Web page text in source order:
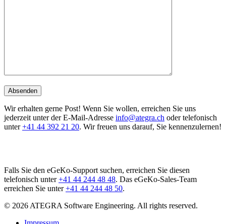
Wir erhalten gerne Post! Wenn Sie wollen, erreichen Sie uns
jederzeit unter der E-Mail-Adresse info@ategra.ch oder telefonisch
unter+41 44 392 21 20. Wir freuen uns darauf, Sie kennenzulernen!
Falls Sie den eGeKo-Support suchen, erreichen Sie diesen
telefonisch unter+41 44 244 48 48. Das eGeKo-Sales-Team
erreichen Sie unter+41 44 244 48 50.
© 2026 ATEGRA Software Engineering. All rights reserved.